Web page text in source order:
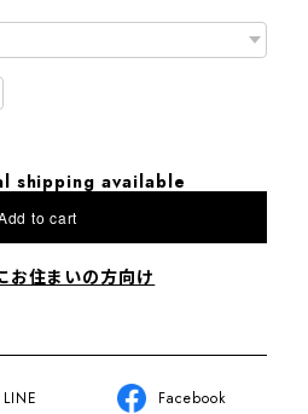
shipping available
to cart
お住まいの方向け
LINE Facebook